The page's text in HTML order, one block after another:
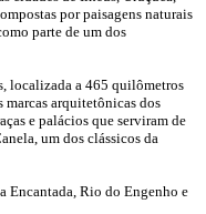
por paisagens naturais
parte de um dos
localizada a 465 quilômetros
marcas arquitetônicas dos
e palácios que serviram de
um dos clássicos da
Encantada, Rio do Engenho e